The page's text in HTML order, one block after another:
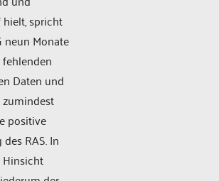
spricht
neun Monate
Daten und
positive
RAS. In